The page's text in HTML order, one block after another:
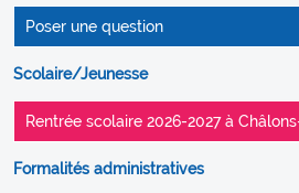
Poser une question
Scolaire/Jeunesse
Rentrée scolaire 2026-2027 à
Formalités administratives